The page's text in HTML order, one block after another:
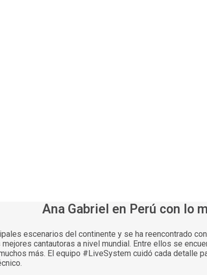
Ana Gabriel en Perú con lo
escenarios del continente y se ha reencontrado
cantautoras a nivel mundial. Entre ellos se
más. El equipo #LiveSystem cuidó cada